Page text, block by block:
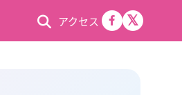
アクセス